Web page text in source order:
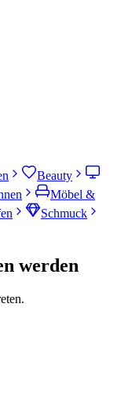
Beauty
Möbel &
Schmuck
werden